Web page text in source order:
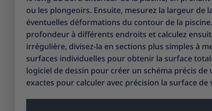
ou les plongeoirs. Ensuite, mesurez la largeur de
éventuelles déformations du contour de la
profondeur à différents endroits et calculez
irrégulière, divisez-la en sections plus simples à
surfaces individuelles pour obtenir la surface
logiciel de dessin pour créer un schéma précis
exactes pour calculer avec précision la surface de